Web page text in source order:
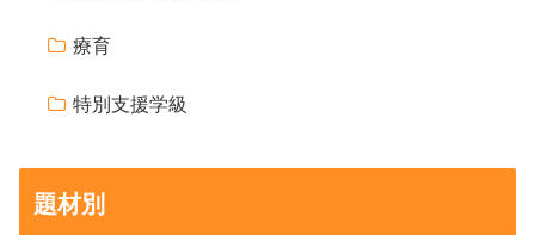
療育
特別支援学級
題材別